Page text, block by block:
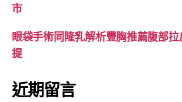
市
眼袋手術同隆乳解析豐胸推薦腹部
提
近期留言